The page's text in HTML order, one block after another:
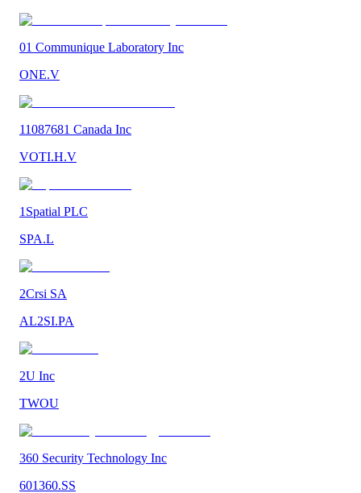
01 Communique Laboratory Inc
ONE.V
11087681 Canada Inc
VOTI.H.V
1Spatial PLC
SPA.L
2Crsi SA
AL2SI.PA
2U Inc
TWOU
360 Security Technology Inc
601360.SS